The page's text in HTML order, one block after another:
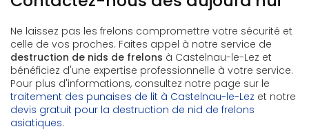
Ne laissez pas les frelons compromettre votre sécurité et
celle de vos proches. Faites appel à notre service de
destruction de nids de frelons à Castelnau-le-Lez et
bénéficiez d'une expertise professionnelle à votre service.
Pour plus d'informations, consultez notre page sur le
traitement des punaises de lit à Castelnau-le-Lez et notre
devis gratuit pour la destruction de nid de frelons
asiatiques.